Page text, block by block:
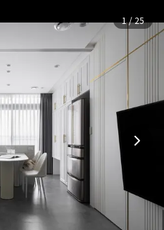
式風│24坪—
1/25